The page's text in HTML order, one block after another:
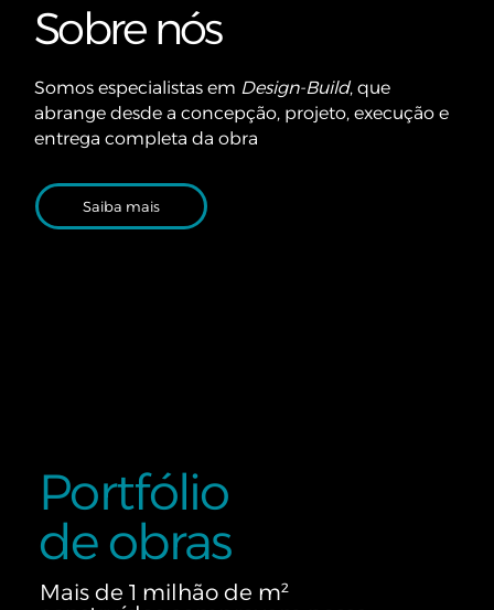
Sobre nós
Somos especialistas em Design-Build, que
abrange desde a concepção, projeto, execução e
entrega completa da obra
Saiba mais
Portfólio
de obras
Mais de 1 milhão de m²